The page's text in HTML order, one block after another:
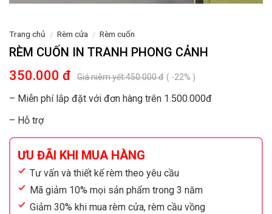
Trang chủ / Rèm cửa / Rèm cuốn
RÈM CUỐN IN TRANH PHONG CẢNH
350.000 đ Giá niêm yết:450.000 đ ( -22% )
– Miễn phí lắp đặt với đơn hàng trên 1.500.000đ
– Hỗ trợ
ƯU ĐÃI KHI MUA HÀNG
Tư vấn và thiết kế rèm theo yêu cầu
Mã giảm 10% mọi sản phẩm trong 3 năm
Giảm 30% khi mua rèm cửa, rèm cầu vồng